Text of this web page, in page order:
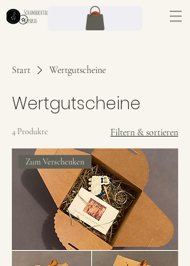
Schambachtal
Alpakas
Start Wertgutscheine
Wertgutscheine
4 Produkte Filtern & sortieren
Zum Verschenken